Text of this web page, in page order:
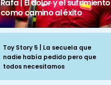
Rafa | El dolor y el sufrimiento
como camino al éxito
Toy Story 5 | La secuela que
nadie había pedido pero que
todos necesitamos